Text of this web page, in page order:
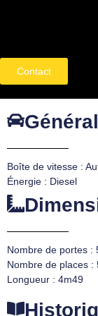
Contact
Général
Boîte de vitesse :
Énergie : Diesel
Nombre de portes :
Nombre de places :
Longueur : 4m49